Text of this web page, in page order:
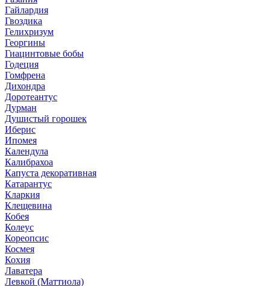
Гайлардия
Гвоздика
Гелихризум
Георгины
Гиацинтовые бобы
Годеция
Гомфрена
Дихондра
Доротеантус
Дурман
Душистый горошек
Иберис
Ипомея
Календула
Калибрахоа
Капуста декоративная
Катарантус
Кларкия
Клещевина
Кобея
Колеус
Кореопсис
Космея
Кохия
Лаватера
Левкой (Маттиола)